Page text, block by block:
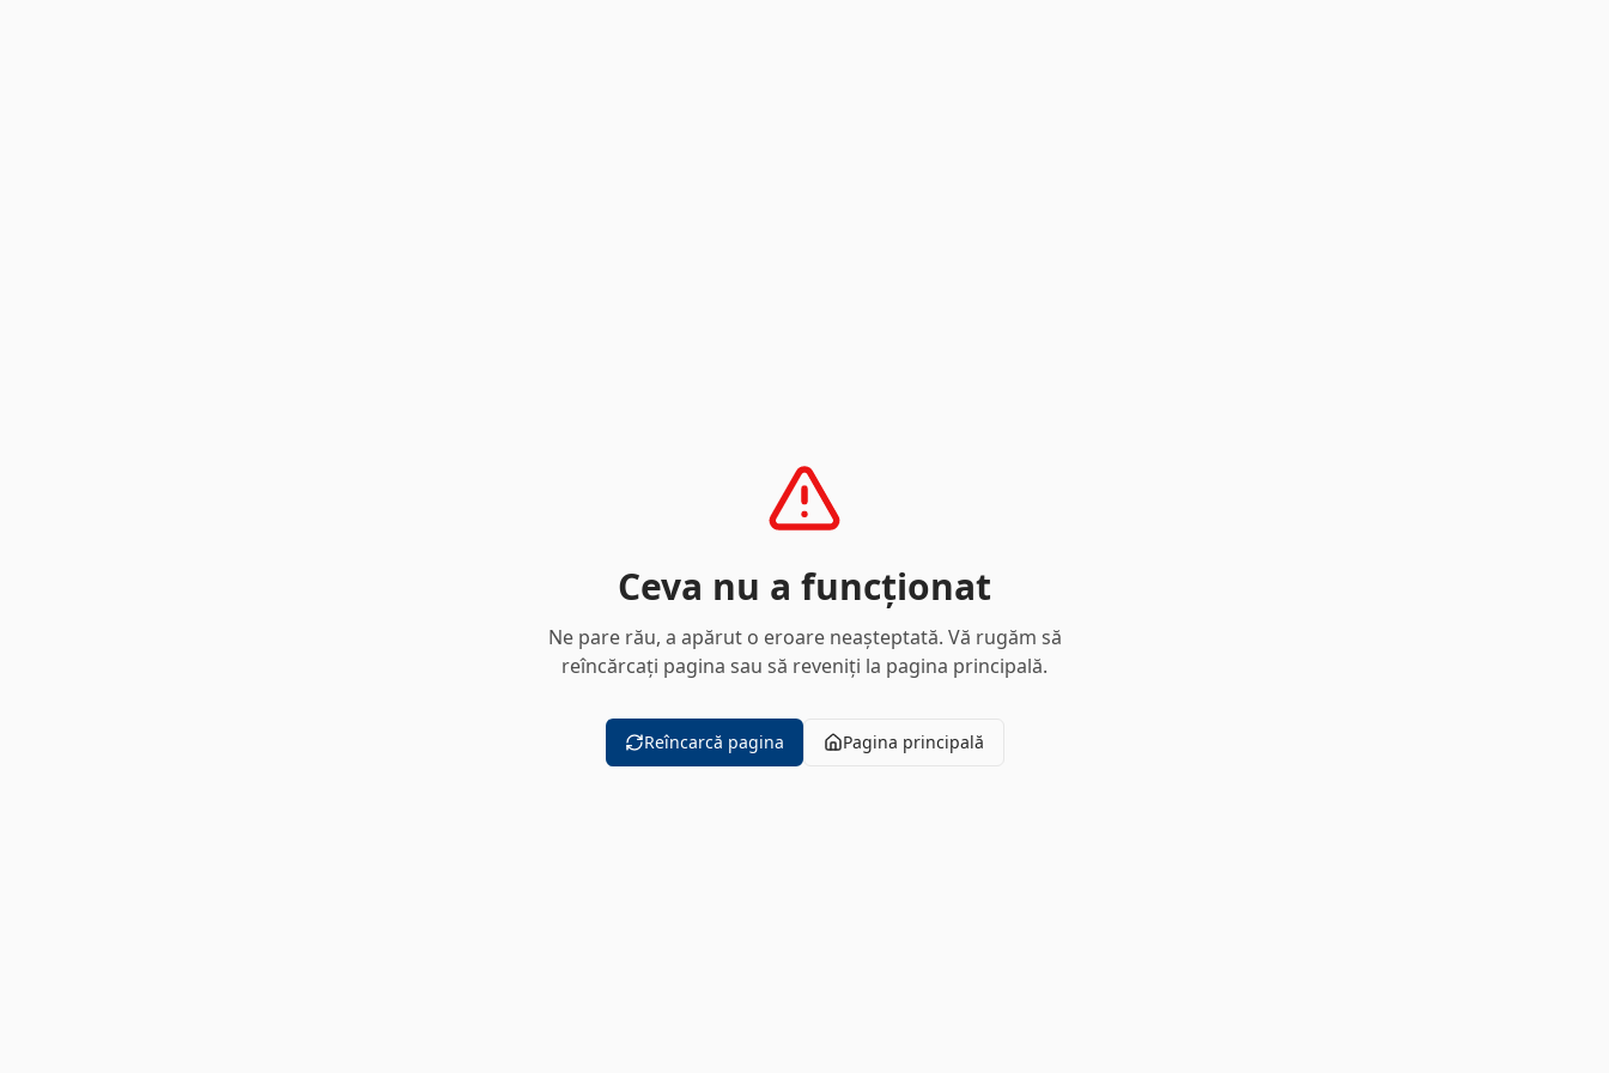
Ceva nu a funcționat
Ne pare rău, a apărut o eroare neașteptată. Vă rugăm să
reîncărcați pagina sau să reveniți la pagina principală.
Reîncarcă pagina Pagina principală